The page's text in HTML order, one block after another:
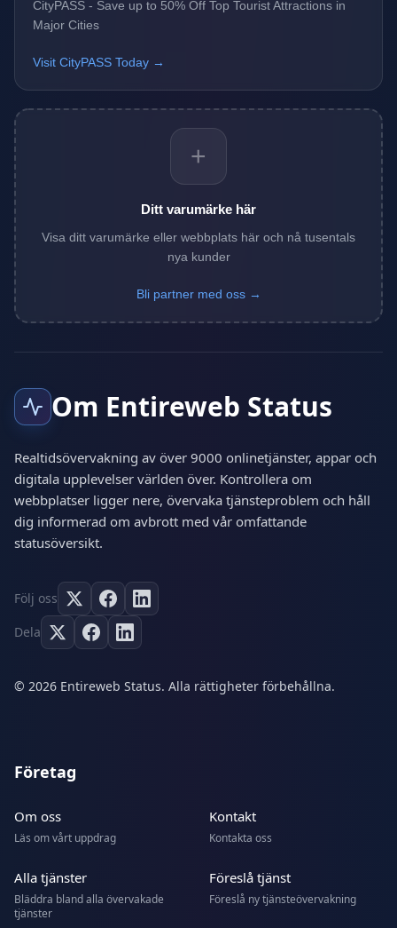
CityPASS - Save up to 50% Off Top Tourist Attractions in
Major Cities
Visit CityPASS Today →
+
Ditt varumärke här
Visa ditt varumärke eller webbplats här och nå tusentals
nya kunder
Bli partner med oss →
Om Entireweb Status
Realtidsövervakning av över 9000 onlinetjänster, appar och
digitala upplevelser världen över. Kontrollera om
webbplatser ligger nere, övervaka tjänsteproblem och håll
dig informerad om avbrott med vår omfattande
statusöversikt.
Följ oss
Dela
© 2026 Entireweb Status. Alla rättigheter förbehållna.
Företag
Om oss
Läs om vårt uppdrag
Kontakt
Kontakta oss
Alla tjänster
Bläddra bland alla övervakade
tjänster
Föreslå tjänst
Föreslå ny tjänsteövervakning